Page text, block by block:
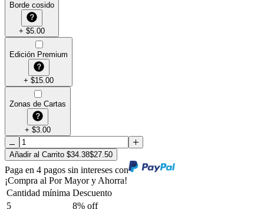
Borde cosido
+ $5.00
Edición Premium
+ $15.00
Zonas de Cartas
+ $3.00
Añadir al Carrito $34.38$27.50
Paga en 4 pagos sin intereses con
¡Compra al Por Mayor y Ahorra!
Cantidad mínima Descuento
5
8% off